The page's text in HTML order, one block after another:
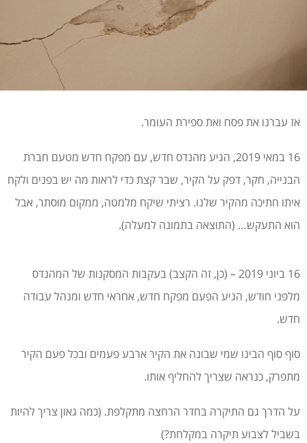
אז עברנו את פסח ואת ספירת העומר.
16 במאי 2019, הגיע מהנדס חדש, עם מפקח חדש מטעם חברת
הבנייה, חקר, דפק על הקיר, שבר קצת כדי לראות מה יש בפנים ולקח
איתו חתיכה מהקיר שלנו. רציתי שיקח מלמטה, ממקום מוסתר, אבל
הוא התעקש… (התוצאה בתמונה למעלה).
16 ביוני 2019 – (כן, זה הקצב) בעקבות המסקנות של המהנדס
מלפני חודש, הגיע הפעם מפקח חדש, אחראי חדש ומנהל עבודה
חדש.
סוף סוף הבינו שמי שבונה את הקיר ארבע פעמים ובכל פעם הקיר
מתפרק, כנראה שצריך להחליף אותו.
על הדרך גם התיקרה בחדר הרחצה מתקלפת. (כמה גאון צריך להיות
בשביל לצבוע תיקרה במקלחת?)